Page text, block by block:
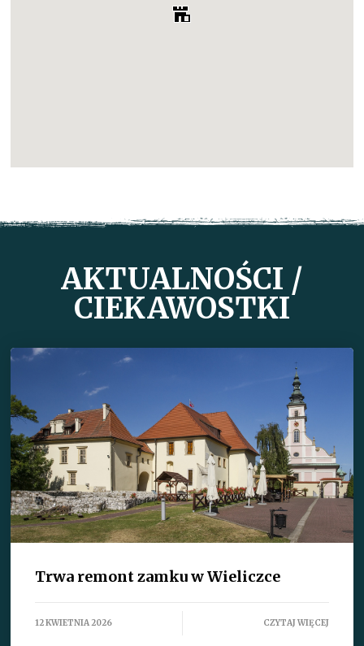
AKTUALNOŚCI /
CIEKAWOSTKI
Trwa remont zamku w Wieliczce
12 KWIETNIA 2026 CZYTAJ WIĘCEJ